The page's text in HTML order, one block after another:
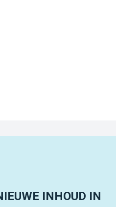
INHOUD IN